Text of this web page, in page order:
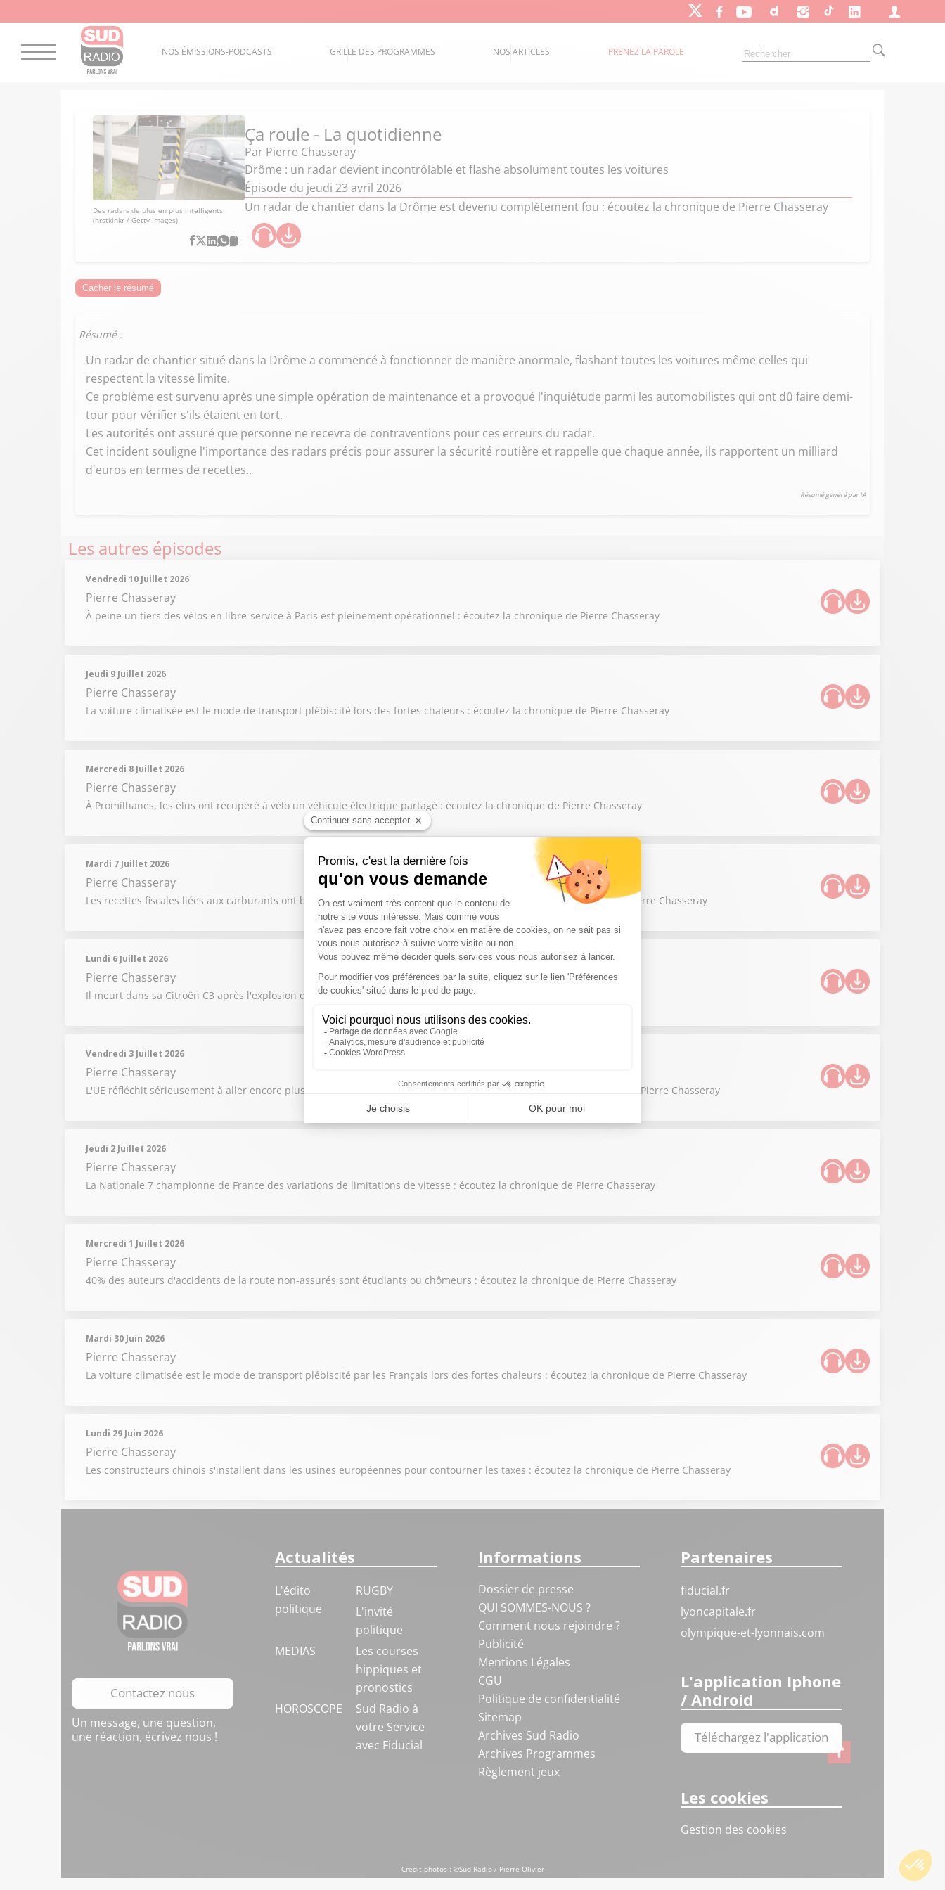
NOS ÉMISSIONS-PODCASTS GRILLE DES PROGRAMMES NOS ARTICLES PRENEZ LA PAROLE
Des radars de plus en plus intelligents.
(hrstklnkr / Getty Images)
Ça roule - La quotidienne
Par Pierre Chasseray
Drôme : un radar devient incontrôlable et flashe absolument toutes les voitures
Épisode du jeudi 23 avril 2026
Un radar de chantier dans la Drôme est devenu complètement fou : écoutez la chronique de Pierre Chasseray
Cacher le résumé
Résumé :
Un radar de chantier situé dans la Drôme a commencé à fonctionner de manière anormale, flashant toutes les voitures même celles qui
respectent la vitesse limite.
Ce problème est survenu après une simple opération de maintenance et a provoqué l'inquiétude parmi les automobilistes qui ont dû faire demi-
tour pour vérifier s'ils étaient en tort.
Les autorités ont assuré que personne ne recevra de contraventions pour ces erreurs du radar.
Cet incident souligne l'importance des radars précis pour assurer la sécurité routière et rappelle que chaque année, ils rapportent un milliard
d'euros en termes de recettes..
Résumé généré par IA
Les autres épisodes
Vendredi 10 Juillet 2026
Pierre Chasseray
À peine un tiers des vélos en libre-service à Paris est pleinement opérationnel : écoutez la chronique de Pierre Chasseray
Jeudi 9 Juillet 2026
Pierre Chasseray
La voiture climatisée est le mode de transport plébiscité lors des fortes chaleurs : écoutez la chronique de Pierre Chasseray
Mercredi 8 Juillet 2026
Pierre Chasseray
À Promilhanes, les élus ont récupéré à vélo un véhicule électrique partagé : écoutez la chronique de Pierre Chasseray
Mardi 7 Juillet 2026
Pierre Chasseray
Les recettes fiscales liées aux carburants ont baissé sur les six premiers mois de l'année : écoutez la chronique de Pierre Chasseray
Lundi 6 Juillet 2026
Pierre Chasseray
Il meurt dans sa Citroën C3 après l'explosion de son airbag Takata : écoutez la chronique de Pierre Chasseray
Vendredi 3 Juillet 2026
Pierre Chasseray
L'UE réfléchit sérieusement à aller encore plus loin dans la lutte contre les excès de vitesse : écoutez la chronique de Pierre Chasseray
Jeudi 2 Juillet 2026
Pierre Chasseray
La Nationale 7 championne de France des variations de limitations de vitesse : écoutez la chronique de Pierre Chasseray
Mercredi 1 Juillet 2026
Pierre Chasseray
40% des auteurs d'accidents de la route non-assurés sont étudiants ou chômeurs : écoutez la chronique de Pierre Chasseray
Mardi 30 Juin 2026
Pierre Chasseray
La voiture climatisée est le mode de transport plébiscité par les Français lors des fortes chaleurs : écoutez la chronique de Pierre Chasseray
Lundi 29 Juin 2026
Pierre Chasseray
Les constructeurs chinois s'installent dans les usines européennes pour contourner les taxes : écoutez la chronique de Pierre Chasseray
Contactez nous
Un message, une question,
une réaction, écrivez nous !
Actualités
L'édito
politique
RUGBY
L'invité
politique
MEDIAS
Les courses
hippiques et
pronostics
HOROSCOPE
Sud Radio à
votre Service
avec Fiducial
Informations
Dossier de presse
QUI SOMMES-NOUS ?
Comment nous rejoindre ?
Publicité
Mentions Légales
CGU
Politique de confidentialité
Sitemap
Archives Sud Radio
Archives Programmes
Règlement jeux
Partenaires
fiducial.fr
lyoncapitale.fr
olympique-et-lyonnais.com
L'application Iphone
/ Android
Téléchargez l'application
Les cookies
Gestion des cookies
Crédit photos : ©Sud Radio / Pierre Olivier